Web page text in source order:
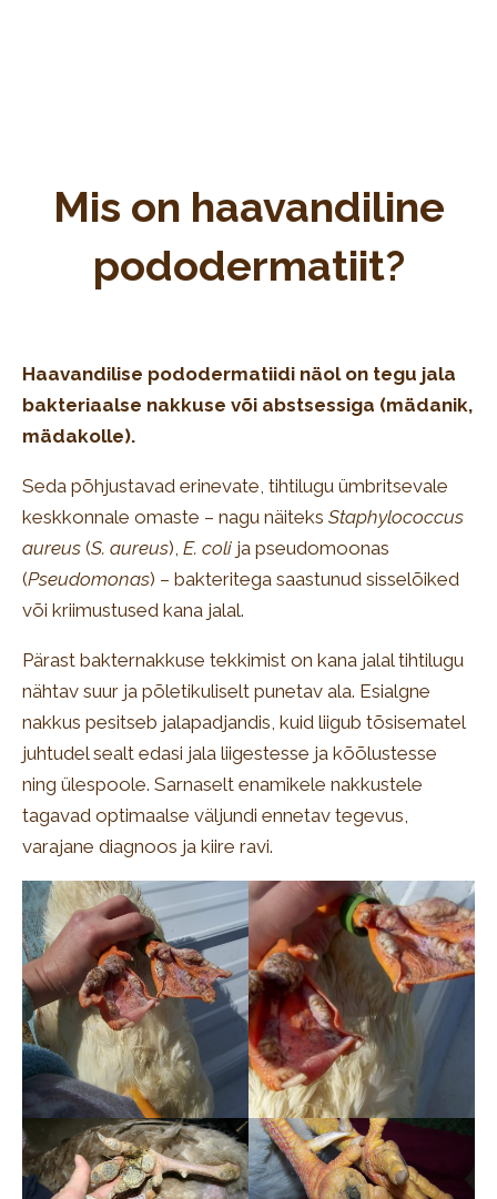
Mis on haavandiline
pododermatiit?
Haavandilise pododermatiidi näol on tegu jala
bakteriaalse nakkuse või abstsessiga (mädanik,
mädakolle).
Seda põhjustavad erinevate, tihtilugu ümbritsevale
keskkonnale omaste – nagu näiteks Staphylococcus
aureus (S. aureus), E. coli ja pseudomoonas
(Pseudomonas) – bakteritega saastunud sisselõiked
või kriimustused kana jalal.
Pärast bakternakkuse tekkimist on kana jalal tihtilugu
nähtav suur ja põletikuliselt punetav ala. Esialgne
nakkus pesitseb jalapadjandis, kuid liigub tõsisematel
juhtudel sealt edasi jala liigestesse ja kõõlustesse
ning ülespoole. Sarnaselt enamikele nakkustele
tagavad optimaalse väljundi ennetav tegevus,
varajane diagnoos ja kiire ravi.